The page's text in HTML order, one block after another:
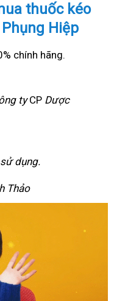
thuốc kéo
Hiệp
chính hãng.
tyCP Dược
dụng.
Thảo